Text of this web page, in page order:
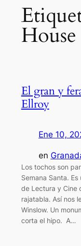
House
El gran y
Ellroy
Ene 10,
en
Los tochos son
Semana Santa.
de Lectura y Cine
rajatabla. Así nos
Winslow. Un
corta el hipo. A…